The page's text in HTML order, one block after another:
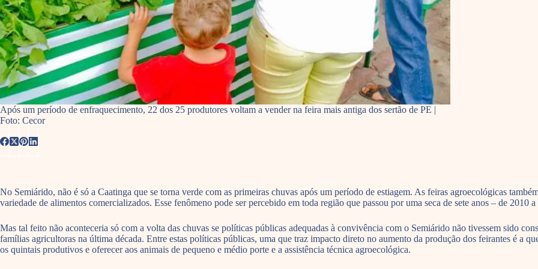
Após um período de enfraquecimento, 22 dos 25 produtores voltam a vender na feira mais antiga dos sertão de PE |
Foto: Cecor
No Semiárido, não é só a Caatinga que se torna verde com as primeiras chuvas após um período de estiagem. As feiras agroecológicas
variedade de alimentos comercializados. Esse fenômeno pode ser percebido em toda região que passou por uma seca de sete anos – de 2010
Mas tal feito não aconteceria só com a volta das chuvas se políticas públicas adequadas à convivência com o Semiárido não tivessem sido
famílias agricultoras na última década. Entre estas políticas públicas, uma que traz impacto direto no aumento da produção dos feirantes é a
os quintais produtivos e oferecer aos animais de pequeno e médio porte e a assistência técnica agroecológica.